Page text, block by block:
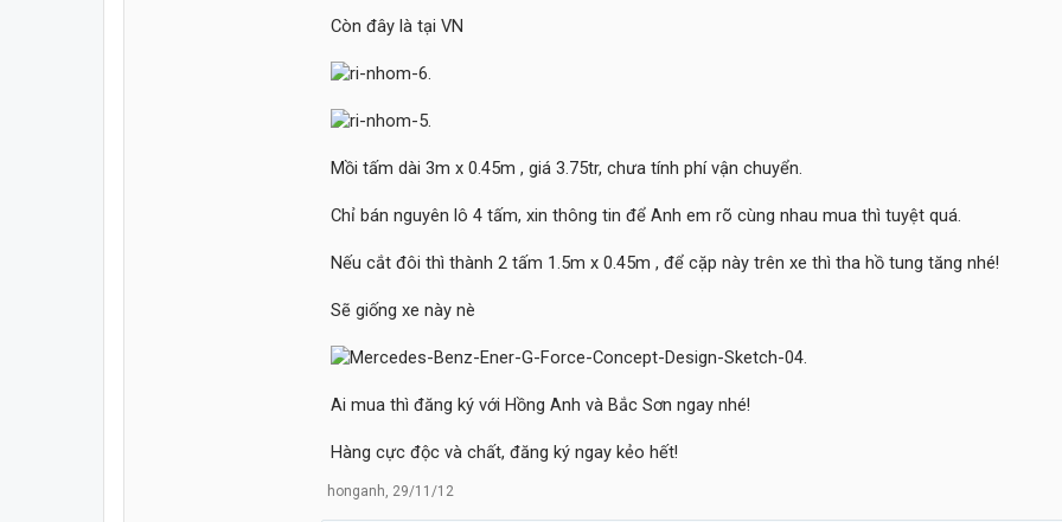
Còn đây là tại VN
Mồi tấm dài 3m x 0.45m , giá 3.75tr, chưa tính phí vận chuyển.
Chỉ bán nguyên lô 4 tấm, xin thông tin để Anh em rõ cùng nhau mua thì tuyệt quá.
Nếu cắt đôi thì thành 2 tấm 1.5m x 0.45m , để cặp này trên xe thì tha hồ tung tăng nhé!
Sẽ giống xe này nè
Ai mua thì đăng ký với Hồng Anh và Bắc Sơn ngay nhé!
Hàng cực độc và chất, đăng ký ngay kẻo hết!
honganh, 29/11/12